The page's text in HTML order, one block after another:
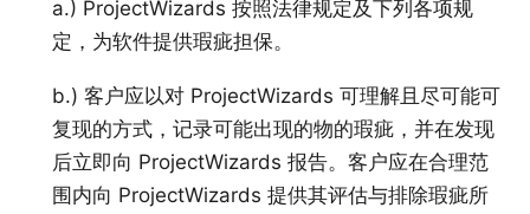
a.) ProjectWizards 按照法律规定及下列各项规
定，为软件提供瑕疵担保。
b.) 客户应以对 ProjectWizards 可理解且尽可能可
复现的方式，记录可能出现的物的瑕疵，并在发现
后立即向 ProjectWizards 报告。客户应在合理范
围内向 ProjectWizards 提供其评估与排除瑕疵所